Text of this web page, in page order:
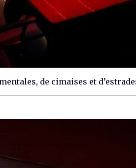
de cimaises et